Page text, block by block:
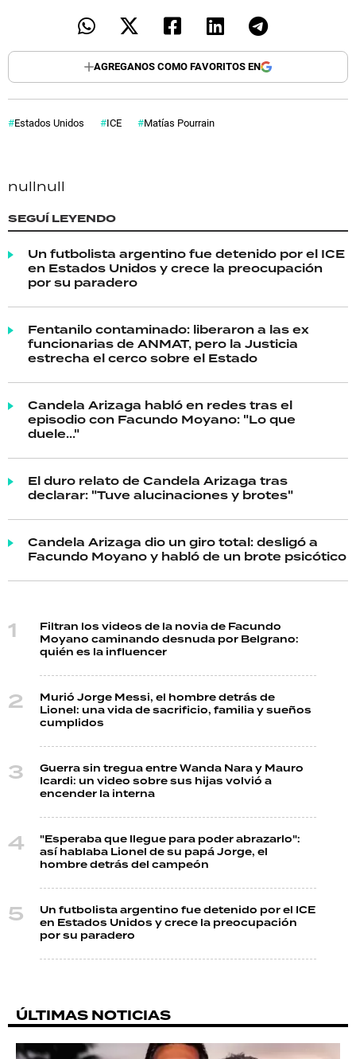
AGREGANOS COMO FAVORITOS EN
Estados Unidos ICE Matías Pourrain
nullnull
SEGUÍ LEYENDO
Un futbolista argentino fue detenido por el ICE
en Estados Unidos y crece la preocupación
por su paradero
Fentanilo contaminado: liberaron a las ex
funcionarias de ANMAT, pero la Justicia
estrecha el cerco sobre el Estado
Candela Arizaga habló en redes tras el
episodio con Facundo Moyano: "Lo que
duele..."
El duro relato de Candela Arizaga tras
declarar: "Tuve alucinaciones y brotes"
Candela Arizaga dio un giro total: desligó a
Facundo Moyano y habló de un brote psicótico
Filtran los videos de la novia de Facundo
Moyano caminando desnuda por Belgrano:
quién es la influencer
Murió Jorge Messi, el hombre detrás de
Lionel: una vida de sacrificio, familia y sueños
cumplidos
Guerra sin tregua entre Wanda Nara y Mauro
Icardi: un video sobre sus hijas volvió a
encender la interna
"Esperaba que llegue para poder abrazarlo":
así hablaba Lionel de su papá Jorge, el
hombre detrás del campeón
Un futbolista argentino fue detenido por el ICE
en Estados Unidos y crece la preocupación
por su paradero
ÚLTIMAS NOTICIAS